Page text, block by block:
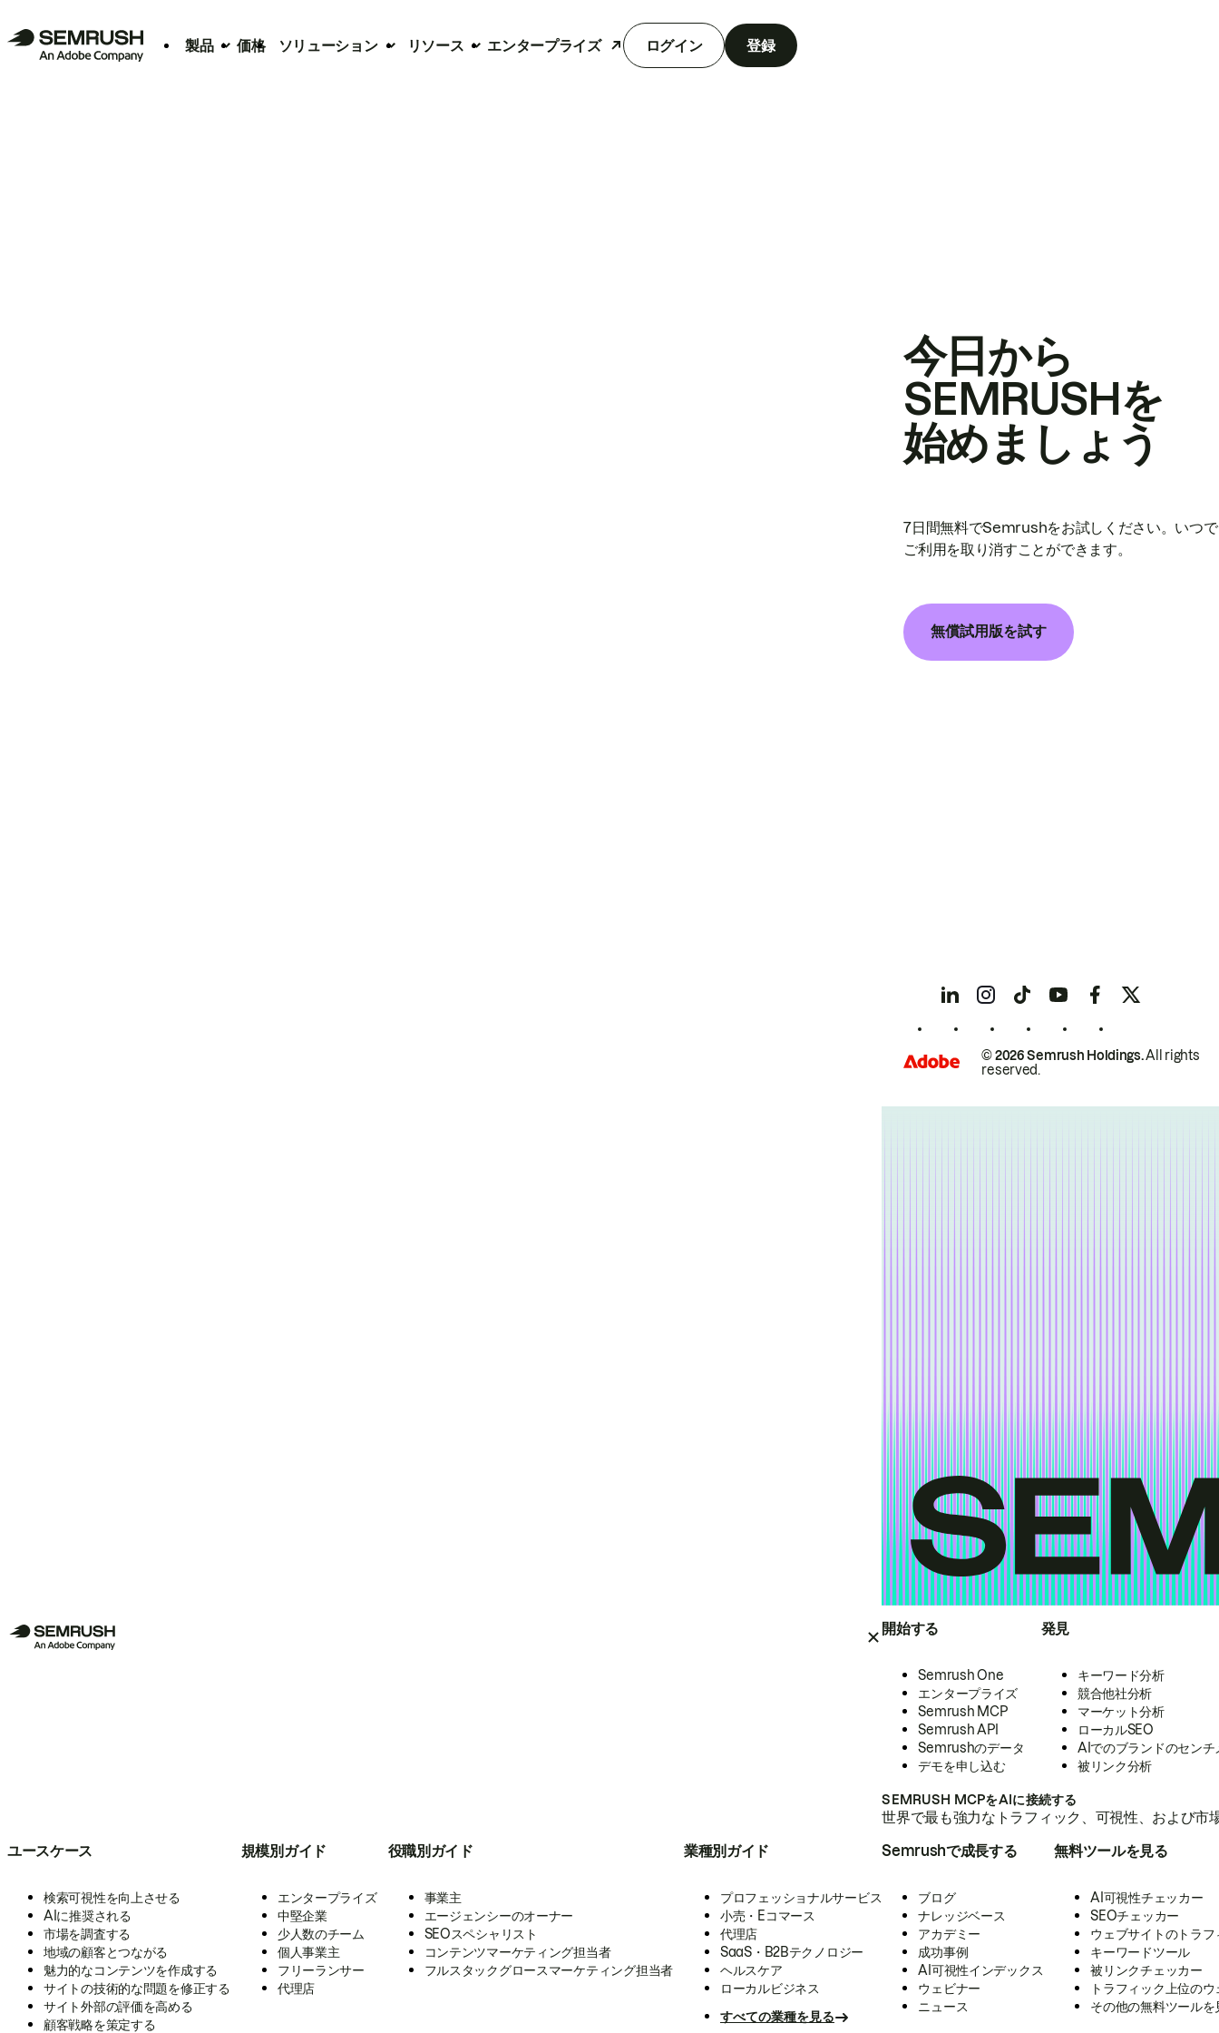
製品 価格 ソリューション リソース エンタープライズ ログイン 登録
開始する
Semrush One
エンタープライズ
Semrush MCP
Semrush API
Semrushのデータ
デモを申し込む
発見
キーワード分析
競合他社分析
マーケット分析
ローカルSEO
AIでのブランドのセンチ
被リンク分析
SEMRUSH MCPをAIに接続する
世界で最も強力なトラフィック、可視性、および
ユースケース
検索可視性を向上させる
AIに推奨される
市場を調査する
地域の顧客とつながる
魅力的なコンテンツを作成する
サイトの技術的な問題を修正する
サイト外部の評価を高める
顧客戦略を策定する
規模別ガイド
エンタープライズ
中堅企業
少人数のチーム
個人事業主
フリーランサー
代理店
役職別ガイド
事業主
エージェンシーのオーナー
SEOスペシャリスト
コンテンツマーケティング担当者
フルスタックグロースマーケティング担当者
業種別ガイド
プロフェッショナルサービス
小売・Eコマース
代理店
SaaS・B2Bテクノロジー
ヘルスケア
ローカルビジネス
すべての業種を見る
Semrushで成長する
ブログ
ナレッジベース
アカデミー
成功事例
AI可視性インデックス
ウェビナー
ニュース
無料ツールを見る
AI可視性チェッカー
SEOチェッカー
ウェブサイトのトラ
キーワードツール
被リンクチェッカー
トラフィック上位の
その他の無料ツールを
今日から
SEMRUSHを
始めましょう
7日間無料でSemrushをお試しください。いつ
ご利用を取り消すことができます。
無償試用版を試す
© 2026 Semrush Holdings.All rights
reserved.